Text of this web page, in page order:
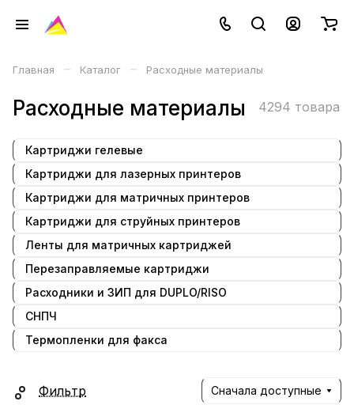
Главная – Каталог – Расходные материалы
Расходные материалы 4294 товара
Картриджи гелевые
Картриджи для лазерных принтеров
Картриджи для матричных принтеров
Картриджи для струйных принтеров
Ленты для матричных картриджей
Перезаправляемые картриджи
Расходники и ЗИП для DUPLO/RISO
СНПЧ
Термопленки для факса
Фильтр Сначала доступные